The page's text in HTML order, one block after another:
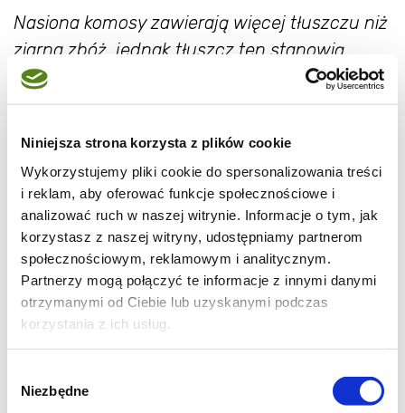
Niniejsza strona korzysta z plików cookie
Wykorzystujemy pliki cookie do spersonalizowania treści
i reklam, aby oferować funkcje społecznościowe i
analizować ruch w naszej witrynie. Informacje o tym, jak
korzystasz z naszej witryny, udostępniamy partnerom
społecznościowym, reklamowym i analitycznym.
Partnerzy mogą połączyć te informacje z innymi danymi
otrzymanymi od Ciebie lub uzyskanymi podczas
korzystania z ich usług.
zgody
Niezbędne
Nasiona komosy zawierają więcej tłuszczu niż
ziarna zbóż, jednak tłuszcz ten stanowią
głównie wartościowe, nienasycone kwasy
tłuszczowe, między innymi te z grupy omega-
wysoką zawartością witaminy E.
Dodam jeszcze, że quinoa ma niski indeks
glikemiczny - tylko 35. Warto więc spróbować
wprowadzić ją do swojej codziennej diety.
Dzisiaj proponuję Wam lekką, odświeżającą